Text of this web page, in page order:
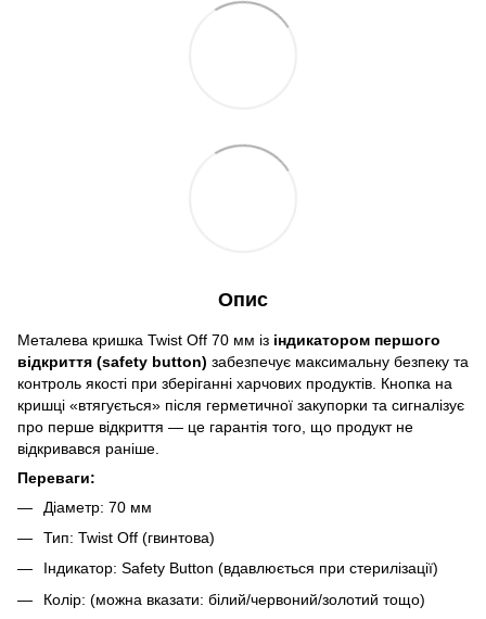
Опис
Металева кришка Twist Off 70 мм із індикатором першого
відкриття (safety button) забезпечує максимальну безпеку та
контроль якості при зберіганні харчових продуктів. Кнопка на
кришці «втягується» після герметичної закупорки та сигналізує
про перше відкриття — це гарантія того, що продукт не
відкривався раніше.
Переваги:
Діаметр: 70 мм
Тип: Twist Off (гвинтова)
Індикатор: Safety Button (вдавлюється при стерилізації)
Колір: (можна вказати: білий/червоний/золотий тощо)